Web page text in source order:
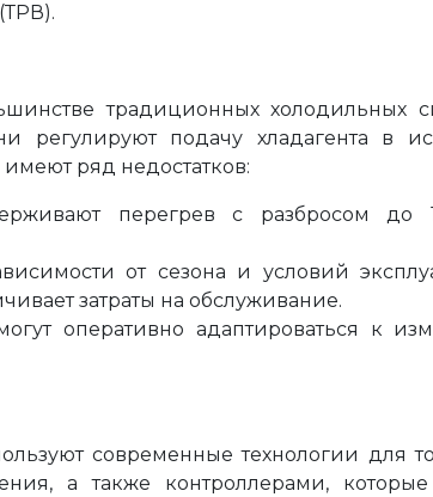
традиционных холодильных
регулируют подачу хладагента в
ряд недостатков:
перегрев с разбросом до
от сезона и условий
затраты на обслуживание.
оперативно адаптироваться к
современные технологии для
а также контроллерами,